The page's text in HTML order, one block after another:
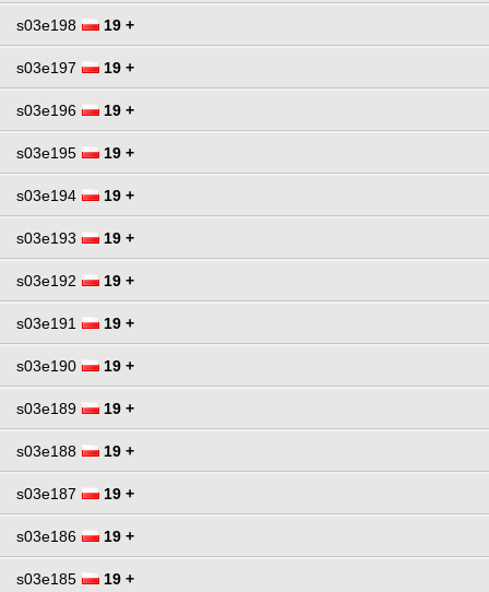
s03e198 19 +
s03e197 19 +
s03e196 19 +
s03e195 19 +
s03e194 19 +
s03e193 19 +
s03e192 19 +
s03e191 19 +
s03e190 19 +
s03e189 19 +
s03e188 19 +
s03e187 19 +
s03e186 19 +
s03e185 19 +